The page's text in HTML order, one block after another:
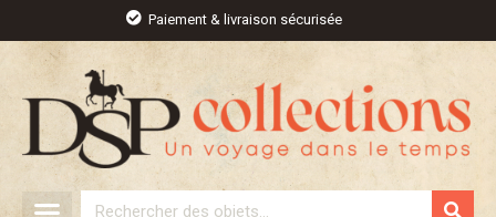
contenu
Paiement & livraison sécurisée
Rechercher